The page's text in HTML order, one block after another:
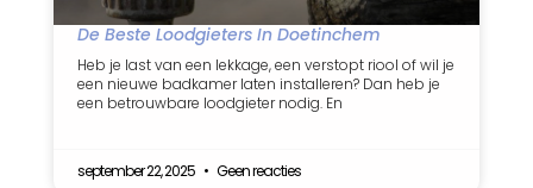
De Beste Loodgieters In Doetinchem
Heb je last van een lekkage, een verstopt riool of wil je
een nieuwe badkamer laten installeren? Dan heb je
een betrouwbare loodgieter nodig. En
september 22, 2025 Geen reacties